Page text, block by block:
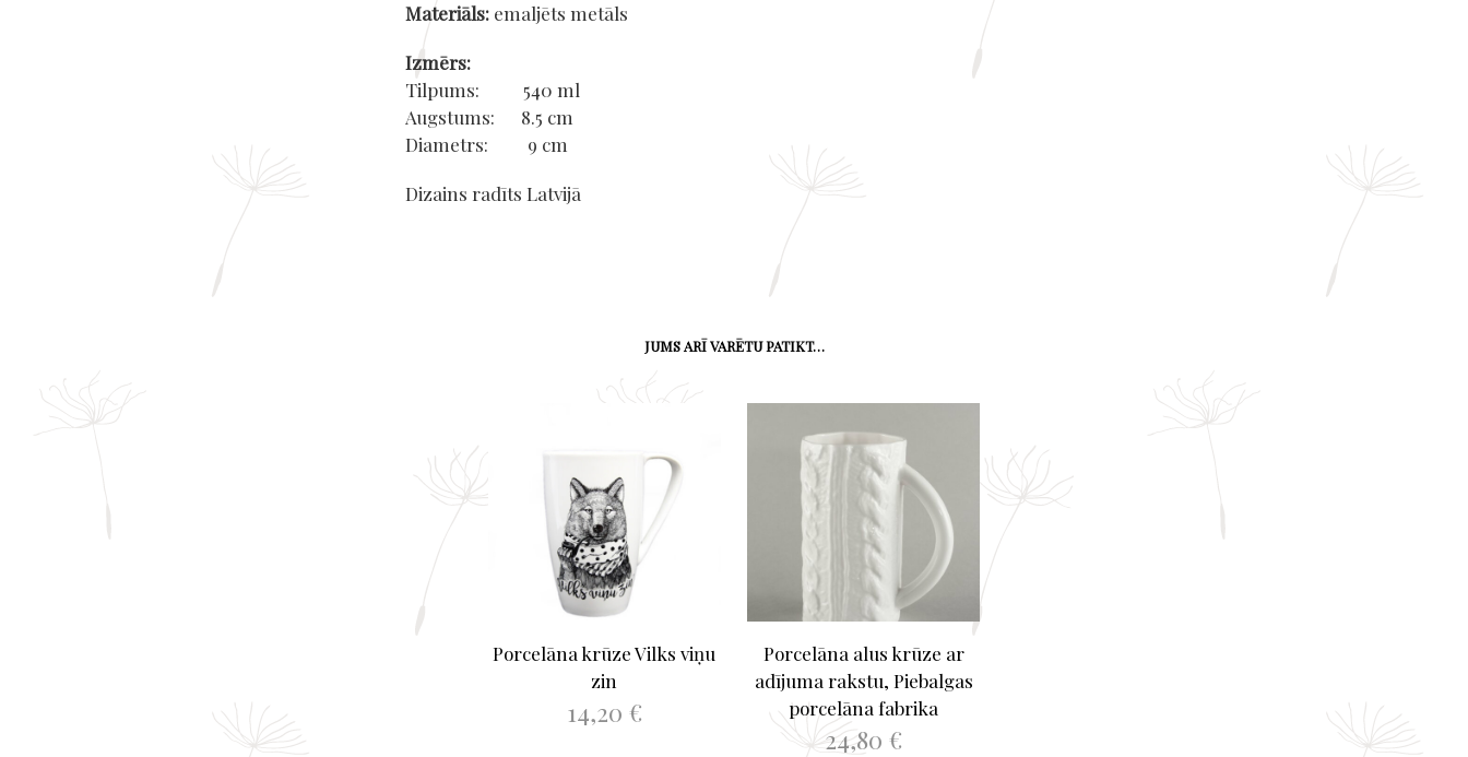
Materiāls: emaljēts metāls
Izmērs:
Tilpums: 540 ml
Augstums: 8.5 cm
Diametrs: 9 cm
Dizains radīts Latvijā
JUMS ARĪ VARĒTU PATIKT…
Porcelāna krūze Vilks viņu
zin
14,20 €
Porcelāna alus krūze ar
adījuma rakstu, Piebalgas
porcelāna fabrika
24,80€